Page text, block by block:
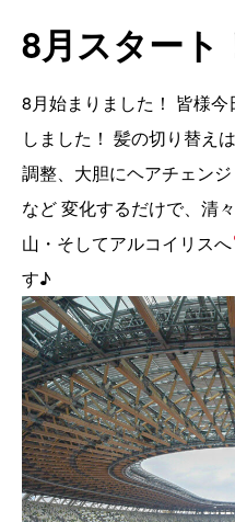
8月スタート
8月始まりました！ 皆様
しました！ 髪の切り替え
調整、大胆にヘアチェン
など 変化するだけで、清
山・そしてアルコイリスへ
す♪